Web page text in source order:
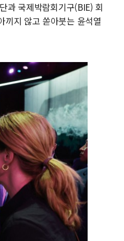
과 국제박람회기구(BIE) 회
끼지 않고 쏟아붓는 윤석열